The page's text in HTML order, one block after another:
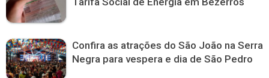
Confira as atrações do São João na Serra
Negra para vespera e dia de São Pedro